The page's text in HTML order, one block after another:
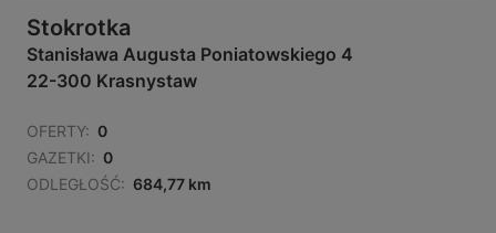
Stokrotka
Stanisława Augusta Poniatowskiego 4
22-300 Krasnystaw
OFERTY: 0
GAZETKI: 0
ODLEGŁOŚĆ: 684,77 km